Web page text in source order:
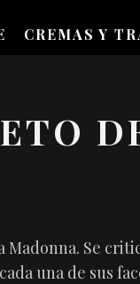
CREMAS Y
Se
una de sus